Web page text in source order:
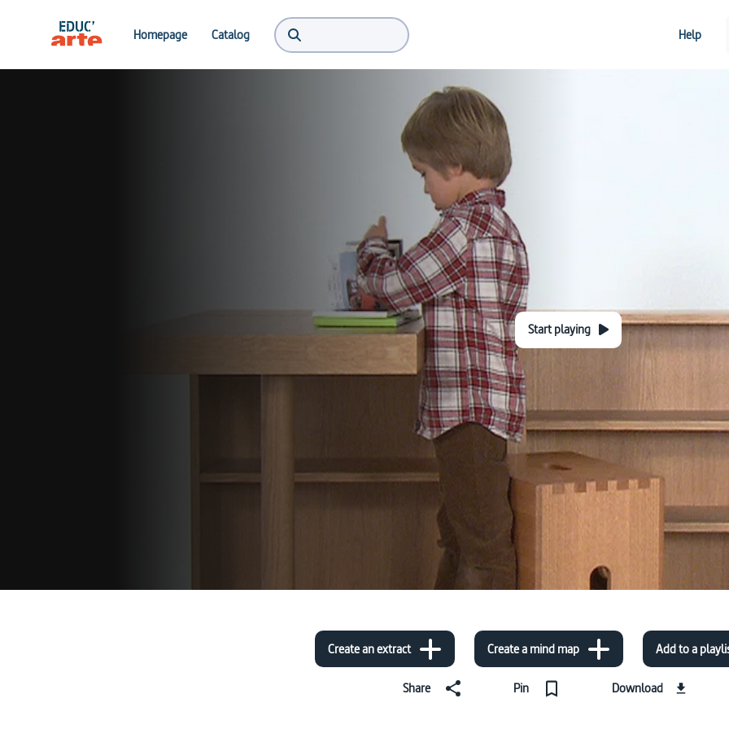
Homepage Catalog Help
Start playing
Create an extract Create a mind map Add to a
Share Pin Download